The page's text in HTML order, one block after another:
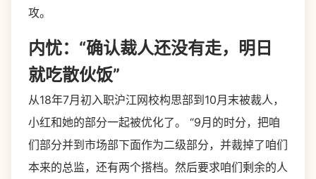
攻。
内忧：“确认裁人还没有走，明日
就吃散伙饭”
从18年7月初入职沪江网校构思部到10月末被裁人，
小红和她的部分一起被优化了。 “9月的时分，把咱
们部分并到市场部下面作为二级部分，并裁掉了咱们
本来的总监，还有两个搭档。然后要求咱们剩余的人